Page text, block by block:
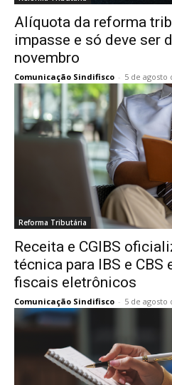
Alíquota da reforma
impasse e só deve ser
novembro
Comunicação Sindifisco - 5 de agosto
Reforma Tributária
Receita e CGIBS
técnica para IBS e CBS
fiscais eletrônicos
Comunicação Sindifisco - 5 de agosto